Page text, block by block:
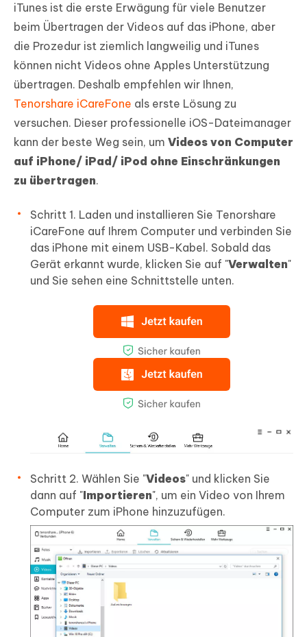
iTunes ist die erste Erwägung für viele Benutzer
beim Übertragen der Videos auf das iPhone, aber
die Prozedur ist ziemlich langweilig und iTunes
können nicht Videos ohne Apples Unterstützung
übertragen. Deshalb empfehlen wir Ihnen,
Tenorshare iCareFone als erste Lösung zu
versuchen. Dieser professionelle iOS-Dateimanager
kann der beste Weg sein, um Videos von Computer
auf iPhone/ iPad/ iPod ohne Einschränkungen
zu übertragen.
Schritt 1. Laden und installieren Sie Tenorshare
iCareFone auf Ihrem Computer und verbinden Sie
das iPhone mit einem USB-Kabel. Sobald das
Gerät erkannt wurde, klicken Sie auf "Verwalten"
und Sie sehen eine Schnittstelle unten.
Schritt 2. Wählen Sie "Videos" und klicken Sie
dann auf "Importieren", um ein Video von Ihrem
Computer zum iPhone hinzuzufügen.